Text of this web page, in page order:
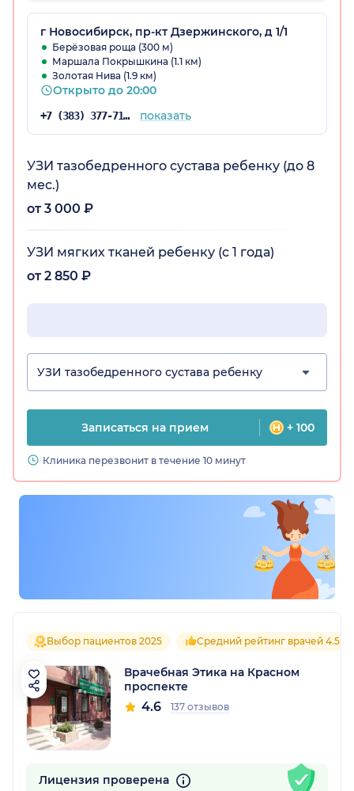
немного задержался и спасибо
администратору, что сказала об этом и
принесла извинения. Вроде мелочь, но
чувствуется небезразличие к пациенту.
г Новосибирск, пр-кт Дзержинского, д 1/1
Берёзовая роща (300 м)
Маршала Покрышкина (1.1 км)
Золотая Нива (1.9 км)
Открыто до 20:00
+7 (383) 377-71-34 показать
УЗИ тазобедренного сустава ребенку (до 8
мес.)
от 3 000 ₽
УЗИ мягких тканей ребенку (с 1 года)
от 2 850 ₽
УЗИ тазобедренного сустава ребенку
Записаться на прием + 100
Клиника перезвонит в течение 10 минут
Выбор пациентов 2025 Средний рейтинг врачей 4.5
Врачебная Этика на Красном
проспекте
4.6 137 отзывов
Лицензия проверена